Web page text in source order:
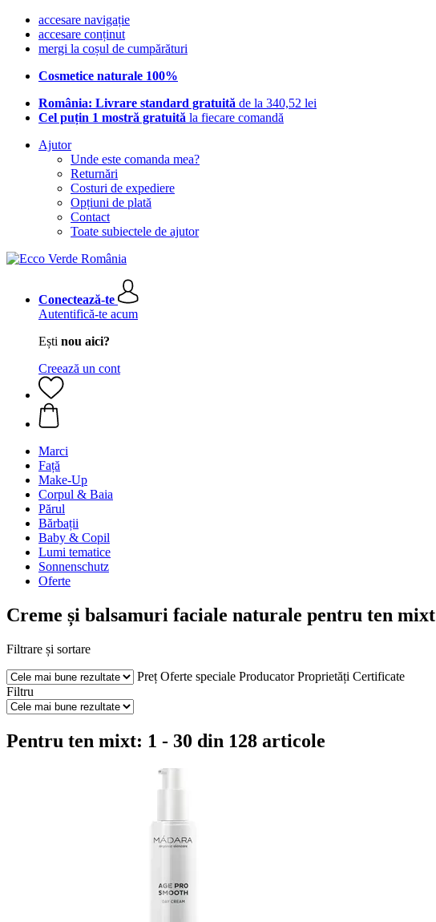
accesare navigație
accesare conținut
mergi la coșul de cumpărături
Cosmetice naturale 100%
România: Livrare standard gratuită de la 340,52 lei
Cel puțin 1 mostră gratuită la fiecare comandă
Ajutor
Unde este comanda mea?
Returnări
Costuri de expediere
Opțiuni de plată
Contact
Toate subiectele de ajutor
Conectează-te
Autentifică-te acum
Ești nou aici?
Creează un cont
Marci
Față
Make-Up
Corpul & Baia
Părul
Bărbații
Baby & Copil
Lumi tematice
Sonnenschutz
Oferte
Creme și balsamuri faciale naturale pentru ten mixt
Filtrare și sortare
Preț Oferte speciale Producator Proprietăți Certificate
Filtru
Pentru ten mixt: 1 - 30 din 128 articole